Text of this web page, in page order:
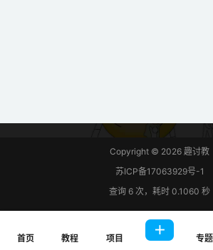
Copyright © 2026 趣讨教
苏ICP备17063929号-1
查询 6 次，耗时 0.1060 秒
首页 教程 项目 专题